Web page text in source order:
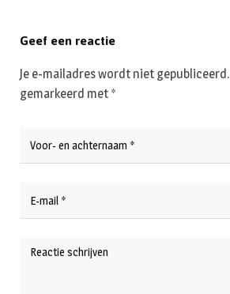
Geef een reactie
Je e-mailadres wordt niet gepubliceerd.
gemarkeerd met *